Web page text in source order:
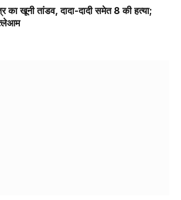
का खूनी तांडव, दादा-दादी समेत 8 की हत्या;